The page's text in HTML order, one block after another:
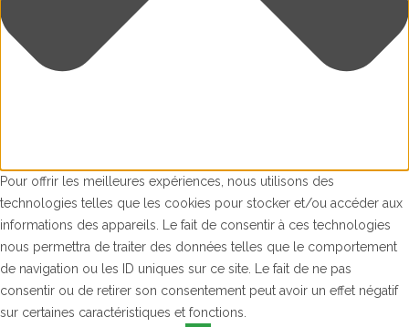
Pour offrir les meilleures expériences, nous utilisons des
technologies telles que les cookies pour stocker et/ou accéder aux
informations des appareils. Le fait de consentir à ces technologies
nous permettra de traiter des données telles que le comportement
de navigation ou les ID uniques sur ce site. Le fait de ne pas
consentir ou de retirer son consentement peut avoir un effet négatif
sur certaines caractéristiques et fonctions.